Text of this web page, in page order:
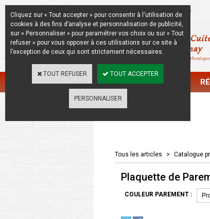
La Beauté de l'Authentique
CATALOGUE
Catalogue
Tous les articles > Catalogue
Plaquette de
COULEUR PAREMENT :
Cliquez sur « Tout accepter » pour consentir à l'utilisation de
cookies à des fins d’analyse et personnalisation de publicité,
sur « Personnaliser » pour paramétrer vos choix ou sur « Tout
refuser » pour vous opposer à ces utilisations sur ce site à
l’exception de ceux qui sont strictement nécessaires.
TOUT REFUSER TOUT ACCEPTER
PERSONNALISER